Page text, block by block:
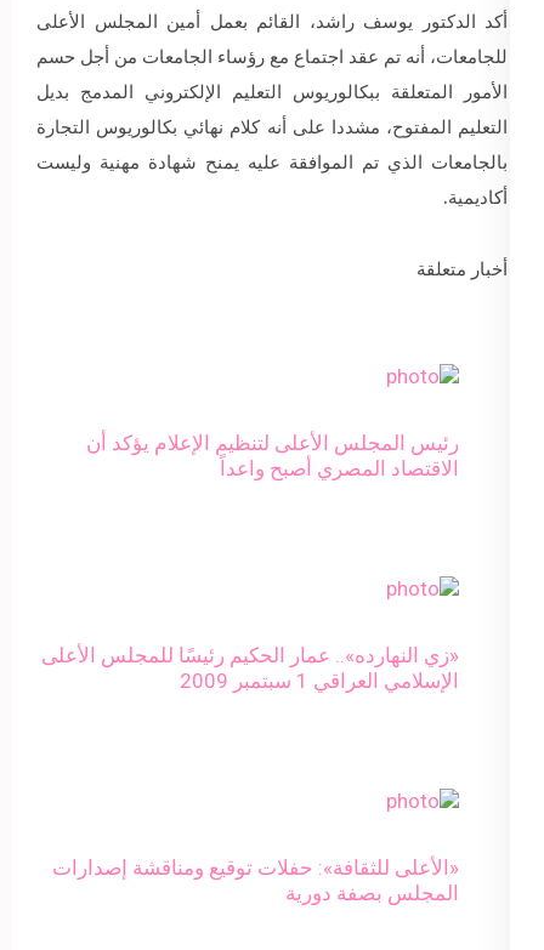
أكد الدكتور يوسف راشد، القائم بعمل أمين المجلس الأعلى
للجامعات، أنه تم عقد اجتماع مع رؤساء الجامعات من أجل حسم
الأمور المتعلقة ببكالوريوس التعليم الإلكتروني المدمج بديل
التعليم المفتوح، مشددا على أنه كلام نهائي بكالوريوس التجارة
بالجامعات الذي تم الموافقة عليه يمنح شهادة مهنية وليست
أكاديمية.
أخبار متعلقة
رئيس المجلس الأعلى لتنظيم الإعلام يؤكد أن
الاقتصاد المصري أصبح واعداً
«زي النهارده».. عمار الحكيم رئيسًا للمجلس الأعلى
الإسلامي العراقي 1 سبتمبر 2009
«الأعلى للثقافة»: حفلات توقيع ومناقشة إصدارات
المجلس بصفة دورية